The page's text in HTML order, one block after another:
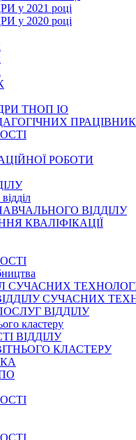
у 2021 році
у 2020 році
ТНОП ІО
РОБОТИ
вiддiл
ВІДДІЛУ
КВАЛІФІКАЦІЇ
СУЧАСНИХ
СУЧАСНИХ
ВІДДІЛУ
кластеру
ВІДДІЛУ
КЛАСТЕРУ